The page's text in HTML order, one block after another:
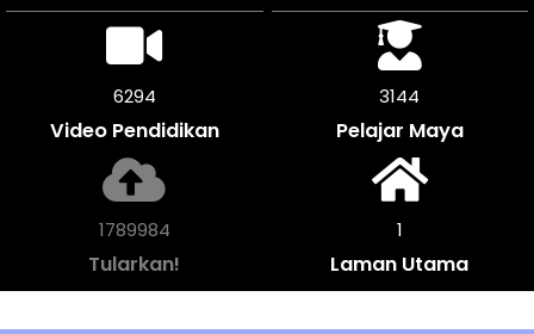
7470
Video Pendidikan
3735
Pelajar Maya
2126460
Tularkan!
1
Laman Utama